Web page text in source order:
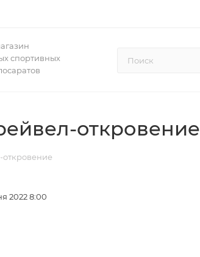
спортивных
откровение
откровение
2022 8:00